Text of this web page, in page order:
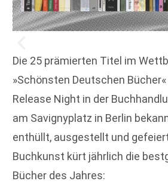
Die 25 prämierten Titel im
»Schönsten Deutschen
Release Night in der
am Savignyplatz in Berlin
enthüllt, ausgestellt und
Buchkunst kürt jährlich die
Bücher des Jahres: